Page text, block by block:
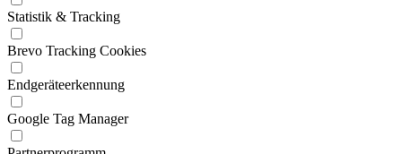
Statistik & Tracking
Brevo Tracking Cookies
Endgeräteerkennung
Google Tag Manager